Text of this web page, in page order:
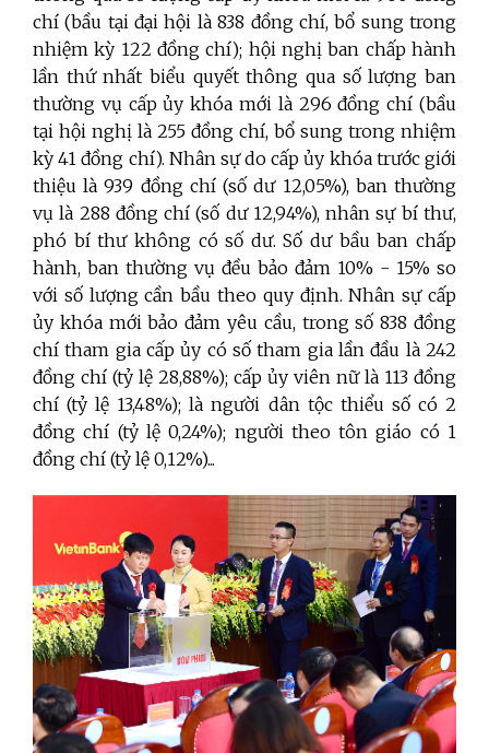
chí (bầu tại đại hội là 838 đồng chí, bổ sung trong
nhiệm kỳ 122 đồng chí); hội nghị ban chấp hành
lần thứ nhất biểu quyết thông qua số lượng ban
thường vụ cấp ủy khóa mới là 296 đồng chí (bầu
tại hội nghị là 255 đồng chí, bổ sung trong nhiệm
kỳ 41 đồng chí). Nhân sự do cấp ủy khóa trước giới
thiệu là 939 đồng chí (số dư 12,05%), ban thường
vụ là 288 đồng chí (số dư 12,94%), nhân sự bí thư,
phó bí thư không có số dư. Số dư bầu ban chấp
hành, ban thường vụ đều bảo đảm 10% - 15% so
với số lượng cần bầu theo quy định. Nhân sự cấp
ủy khóa mới bảo đảm yêu cầu, trong số 838 đồng
chí tham gia cấp ủy có số tham gia lần đầu là 242
đồng chí (tỷ lệ 28,88%); cấp ủy viên nữ là 113 đồng
chí (tỷ lệ 13,48%); là người dân tộc thiểu số có 2
đồng chí (tỷ lệ 0,24%); người theo tôn giáo có 1
đồng chí (tỷ lệ 0,12%)...